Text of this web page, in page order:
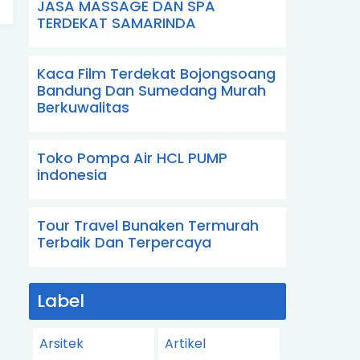
JASA MASSAGE DAN SPA
TERDEKAT SAMARINDA
Kaca Film Terdekat Bojongsoang
Bandung Dan Sumedang Murah
Berkuwalitas
Toko Pompa Air HCL PUMP
indonesia
Tour Travel Bunaken Termurah
Terbaik Dan Terpercaya
Label
Arsitek Artikel